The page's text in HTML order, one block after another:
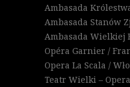
Ambasada
Ambasada Stanów
Ambasada Wielkiej
Opéra Garnier /
Opera La Scala /
Teatr Wielki –